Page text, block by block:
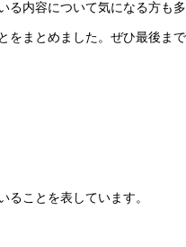
る内容について気になる方も多
まとめました。ぜひ最後まで
ることを表しています。